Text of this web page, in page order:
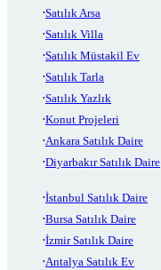
Satılık Arsa
Satılık Villa
Satılık Müstakil Ev
Satılık Tarla
Satılık Yazlık
Konut Projeleri
Ankara Satılık Daire
Diyarbakır Satılık Daire
İstanbul Satılık Daire
Bursa Satılık Daire
İzmir Satılık Daire
Antalya Satılık Ev